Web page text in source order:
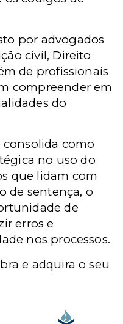
por advogados
civil, Direito
de profissionais
compreender em
do
consolida como
no uso do
que lidam com
de sentença, o
de
erros e
nos processos.
e adquira o seu